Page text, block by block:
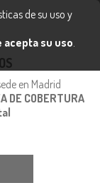
Y VERDURA FRESCA
91 112 40 48
de su uso y
su uso.
en Madrid
COBERTURA